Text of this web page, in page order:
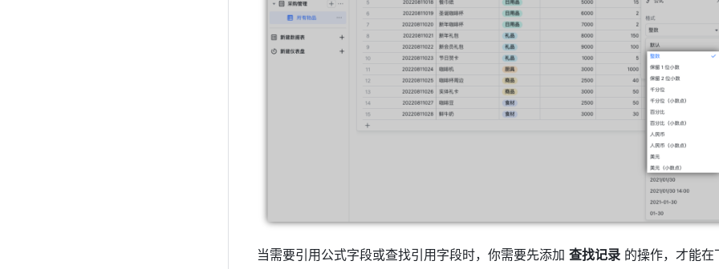
当需要引用公式字段或查找引用字段时，你需要先添加 查找记录 的操作，才能在